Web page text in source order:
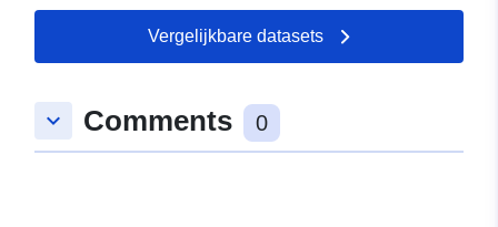
Vergelijkbare datasets
keyboard_arrow_down Comments 0